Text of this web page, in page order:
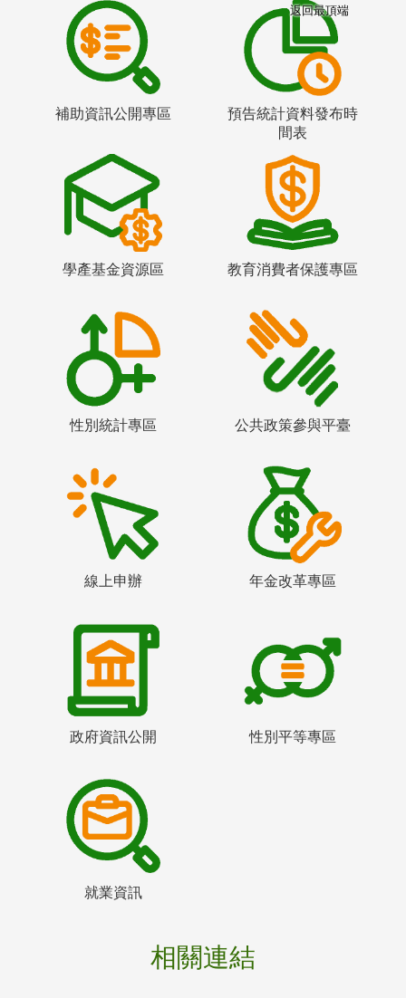
補助資訊公開專區
預告統計資料發布時
間表
學產基金資源區 教育消費者保護專區
性別統計專區 公共政策參與平臺
線上申辦 年金改革專區
政府資訊公開 性別平等專區
就業資訊
相關連結
返回最頂端